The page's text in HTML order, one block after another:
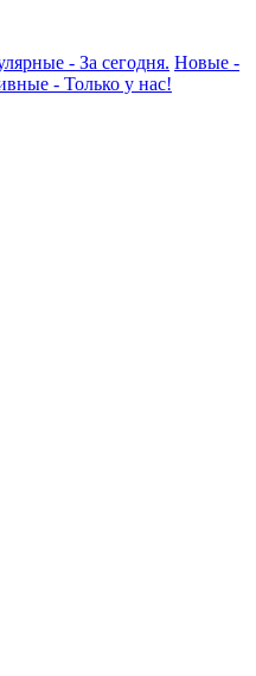
- За сегодня. Новые -
- Только у нас!